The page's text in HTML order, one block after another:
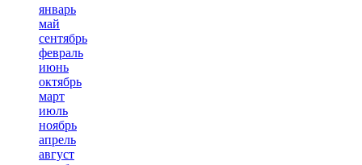
январь
май
сентябрь
февраль
июнь
октябрь
март
июль
ноябрь
апрель
август